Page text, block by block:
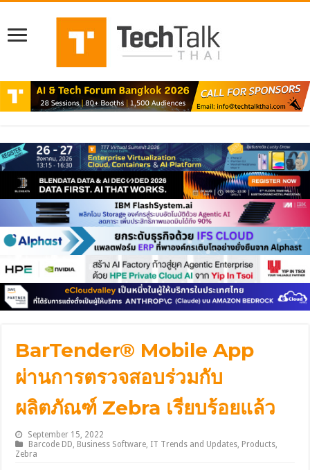
BarTender® Mobile App
ผ่านการตรวจสอบร่วมกับ
ผลิตภัณฑ์ Zebra เรียบร้อยแล้ว
September 15, 2022
Barcode DD, Business Software, IT Trends and Updates, Products,
Zebra